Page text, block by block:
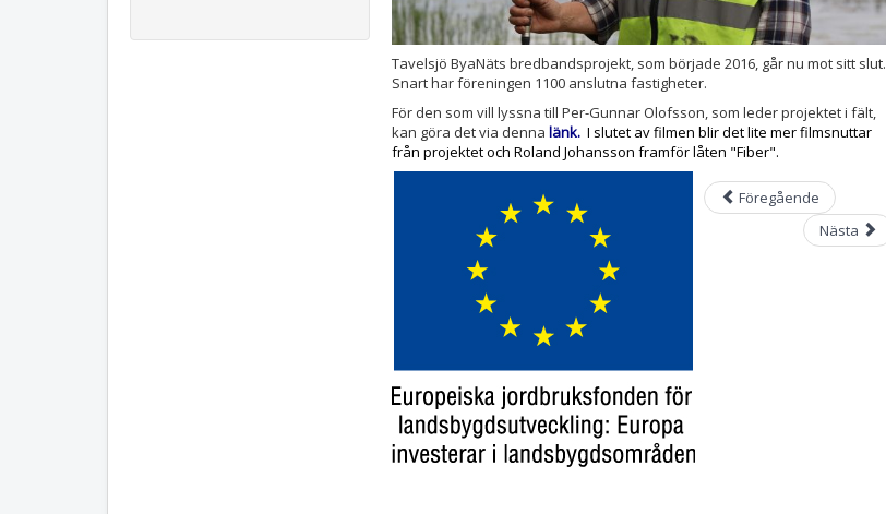
Tavelsjö ByaNäts bredbandsprojekt, som började 2016, går nu mot sitt slut.
Snart har föreningen 1100 anslutna fastigheter.
För den som vill lyssna till Per-Gunnar Olofsson, som leder projektet i fält,
kan göra det via denna länk. I slutet av filmen blir det lite mer filmsnuttar
från projektet och Roland Johansson framför låten "Fiber".
Föregående
Nästa